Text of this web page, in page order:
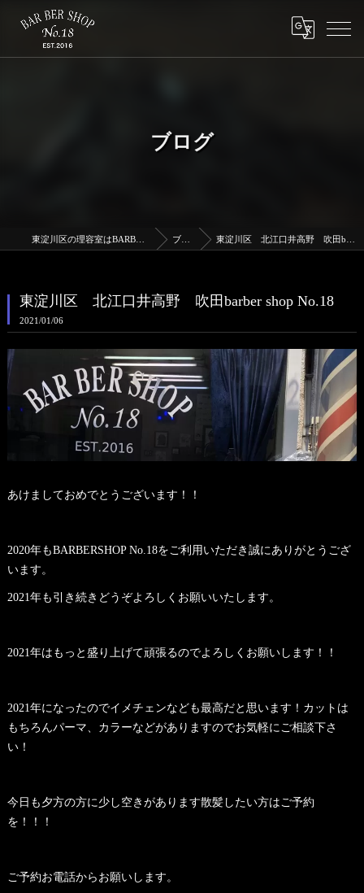
ブログ
東淀川区の理容室はBARBERSHOPNo.18 ブログ 東淀川区 北江口井高野 吹田barber shop No.18
東淀川区 北江口井高野 吹田barber shop No.18
2021/01/06
あけましておめでとうございます！！
2020年もBARBERSHOP No.18をご利用いただき誠にありがとうござ
います。
2021年も引き続きどうぞよろしくお願いいたします。
2021年はもっと盛り上げて頑張るのでよろしくお願いします！！
2021年になったのでイメチェンなども最高だと思います！カットは
もちろんパーマ、カラーなどがありますのでお気軽にご相談下さ
い！
今日も夕方の方に少し空きがあります散髪したい方はご予約
を！！！
ご予約お電話からお願いします。